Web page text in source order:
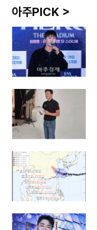
아주PICK >